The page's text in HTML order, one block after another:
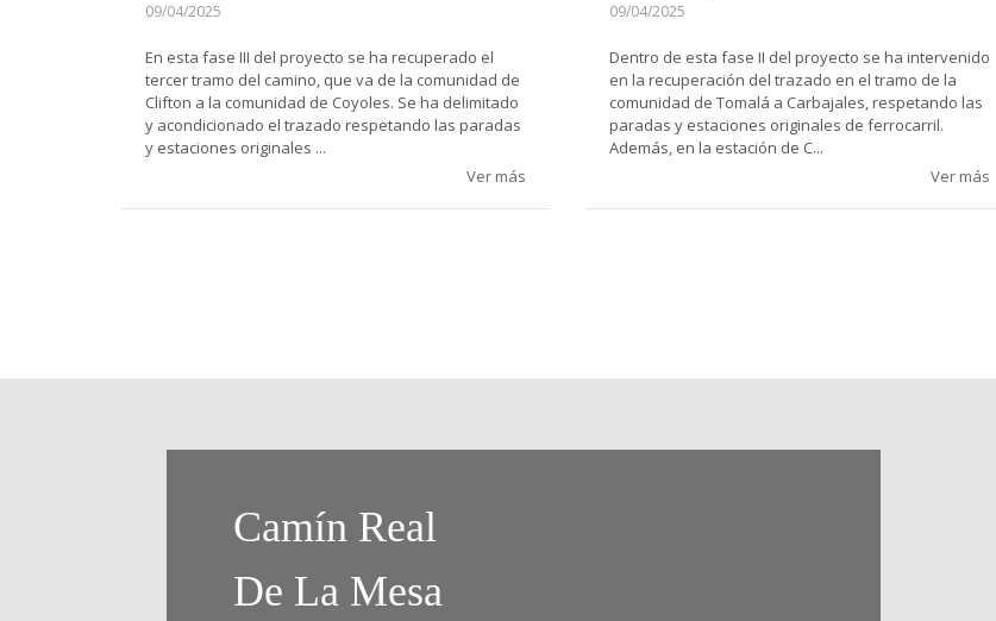
09/04/2025
En esta fase III del proyecto se ha recuperado el
tercer tramo del camino, que va de la comunidad de
Clifton a la comunidad de Coyoles. Se ha delimitado
y acondicionado el trazado respetando las paradas
y estaciones originales ...
Ver más
09/04/2025
Dentro de esta fase II del proyecto se ha intervenido
en la recuperación del trazado en el tramo de la
comunidad de Tomalá a Carbajales, respetando las
paradas y estaciones originales de ferrocarril.
Además, en la estación de C...
Ver más
Camín Real
De La Mesa